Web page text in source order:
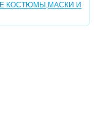
КОСТЮМЫ,МАСКИ И